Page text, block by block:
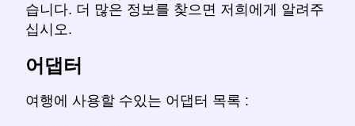
습니다. 더 많은 정보를 찾으면 저희에게 알려주
십시오.
어댑터
여행에 사용할 수있는 어댑터 목록 :